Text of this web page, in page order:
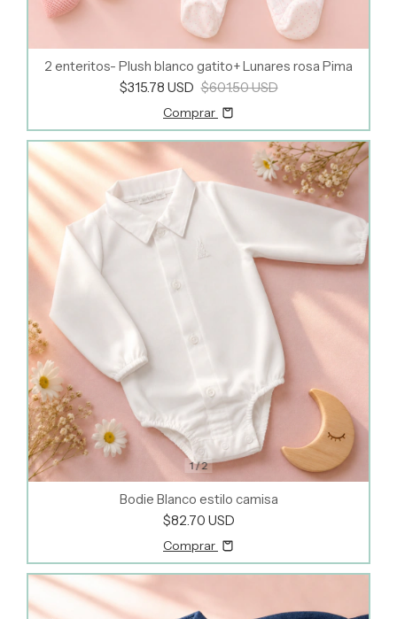
2 enteritos- Plush blanco gatito+ Lunares rosa Pima
$315.78 USD $601.50 USD
Comprar
1/2
Bodie Blanco estilo camisa
$82.70 USD
Comprar